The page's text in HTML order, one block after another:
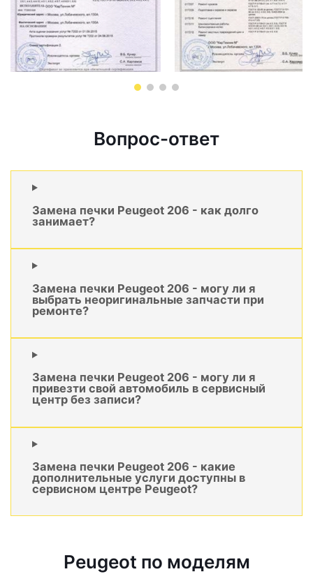
Вопрос-ответ
Замена печки Peugeot 206 - как долго
занимает?
Замена печки Peugeot 206 - могу ли я
выбрать неоригинальные запчасти при
ремонте?
Замена печки Peugeot 206 - могу ли я
привезти свой автомобиль в сервисный
центр без записи?
Замена печки Peugeot 206 - какие
дополнительные услуги доступны в
сервисном центре Peugeot?
Peugeot по моделям